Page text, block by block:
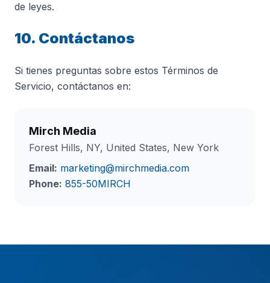
de leyes.
10. Contáctanos
Si tienes preguntas sobre estos Términos de
Servicio, contáctanos en:
Mirch Media
Forest Hills, NY, United States, New York
Email: marketing@mirchmedia.com
Phone: 855-50MIRCH